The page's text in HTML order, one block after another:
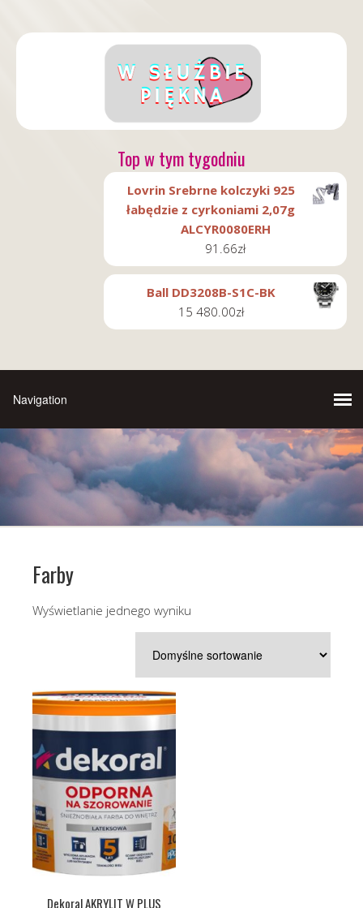
Top w tym tygodniu
Lovrin Srebrne kolczyki 925
łabędzie z cyrkoniami 2,07g
ALCYR0080ERH
91.66zł
Ball DD3208B-S1C-BK
15 480.00zł
Farby
Wyświetlanie jednego wyniku
Dekoral AKRYLIT W PLUS